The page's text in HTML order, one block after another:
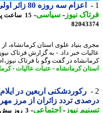
اعزام سه روزه 80 زائر اولی به عتبات عالیات
نیوز-سیاسی-15 ساعت پیش - جمعه 16 مرداد 1405، 21:25
خبر داد. - به گزارش فرتاک نیوز
در گفت وگو با فرتاک نیوز،اظهار
کرمانشاه-عتبات عالیات-
تردد زائران از مرز مهران
نیوز-اجتماعی-